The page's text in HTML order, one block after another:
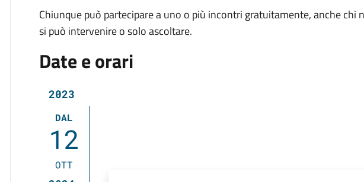
Chiunque può partecipare a uno o più incontri gratuitamente, anche chi
si può intervenire o solo ascoltare.
Date e orari
2023
DAL
12
OTT